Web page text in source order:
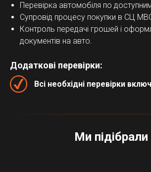
Перевірка автомобіля по
Супровід процесу покупки в СЦ
Контроль передачі грошей і
документів на авто.
Додаткові перевірки:
Всі необхідні перевірки
Ми підібрали